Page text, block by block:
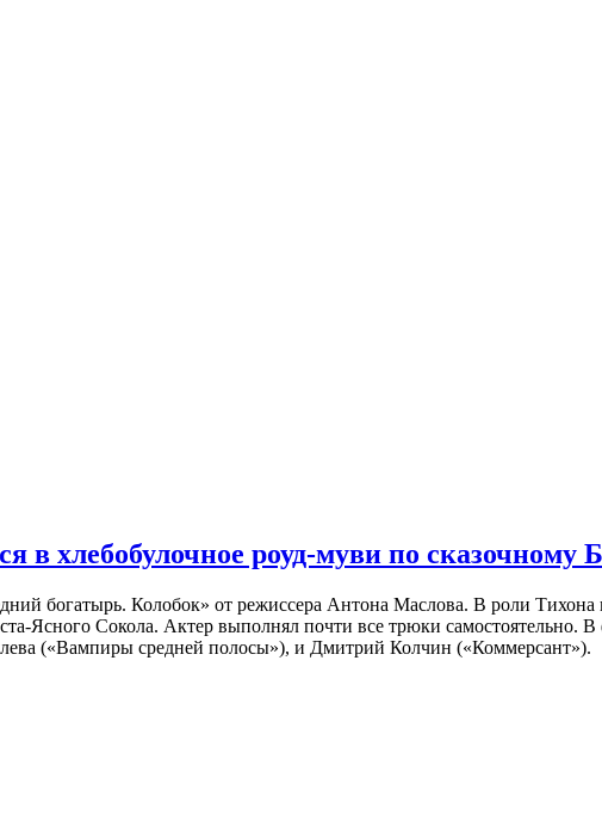
хлебобулочное роуд-муви по сказочному
богатырь. Колобок» от режиссера Антона Маслова. В роли
Ясного Сокола. Актер выполнял почти все трюки самостоятельно.
(«Вампиры средней полосы»), и Дмитрий Колчин («Коммерсант»).